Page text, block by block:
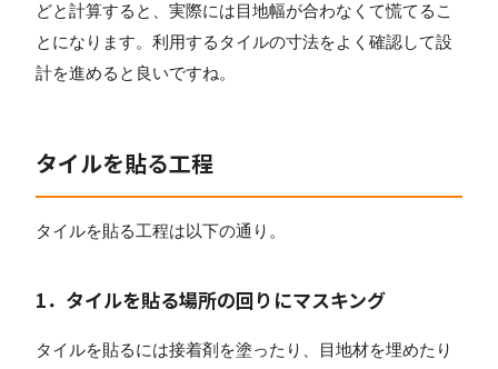
どと計算すると、実際には目地幅が合わなくて慌てるこ
とになります。利用するタイルの寸法をよく確認して設
計を進めると良いですね。
タイルを貼る工程
タイルを貼る工程は以下の通り。
1．タイルを貼る場所の回りにマスキング
タイルを貼るには接着剤を塗ったり、目地材を埋めたり